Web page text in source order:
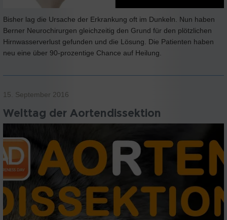
Bisher lag die Ursache der Erkrankung oft im Dunkeln. Nun haben
Berner Neurochirurgen gleichzeitig den Grund für den plötzlichen
Hirnwasserverlust gefunden und die Lösung. Die Patienten haben
neu eine über 90-prozentige Chance auf Heilung.
15. September 2016
Welttag der Aortendissektion